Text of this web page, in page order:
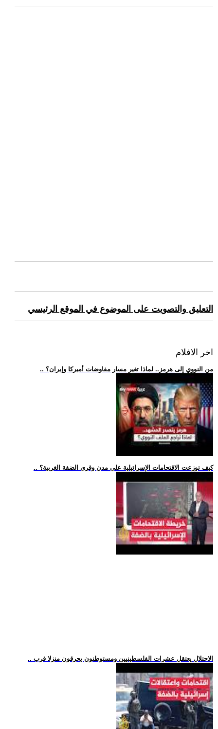
التعليق والتصويت على الموضوع في الموقع الرئيسي
اخر الافلام
.. من النووي إلى هرمز.. لماذا تغير مسار مفاوضات أميركا وإيران؟
.. كيف توزعت الاقتحامات الإسرائيلية على مدن وقرى الضفة الغربية؟
.. الاحتلال يعتقل عشرات الفلسطينيين ومستوطنون يحرقون منزلا قرب